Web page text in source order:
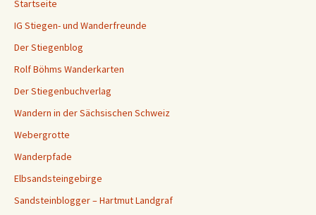
Startseite
IG Stiegen- und Wanderfreunde
Der Stiegenblog
Rolf Böhms Wanderkarten
Der Stiegenbuchverlag
Wandern in der Sächsischen Schweiz
Webergrotte
Wanderpfade
Elbsandsteingebirge
Sandsteinblogger – Hartmut Landgraf